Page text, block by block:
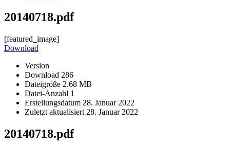
20140718.pdf
[featured_image]
Download
Version
Download 286
Dateigröße 2.68 MB
Datei-Anzahl 1
Erstellungsdatum 28. Januar 2022
Zuletzt aktualisiert 28. Januar 2022
20140718.pdf